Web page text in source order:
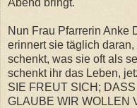
Nun Frau Pfarrerin Anke
erinnert sie täglich
schenkt, was sie oft als
schenkt ihr das Leben,
SIE FREUT SICH;
GLAUBE WIR WOLLEN